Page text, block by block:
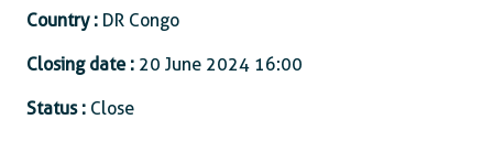
Country : DR Congo
Closing date : 20 June 2024 16:00
Status : Close